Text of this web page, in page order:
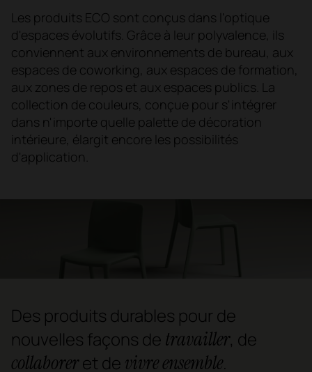
Les produits ECO sont conçus dans l'optique
d'espaces évolutifs. Grâce à leur polyvalence, ils
conviennent aux environnements de bureau, aux
espaces de coworking, aux espaces de formation,
aux zones de repos et aux espaces publics. La
collection de couleurs, conçue pour s'intégrer
dans n'importe quelle palette de décoration
intérieure, élargit encore les possibilités
d'application.
Des produits durables pour de
nouvelles façons de travailler, de
collaboreret de vivre ensemble.